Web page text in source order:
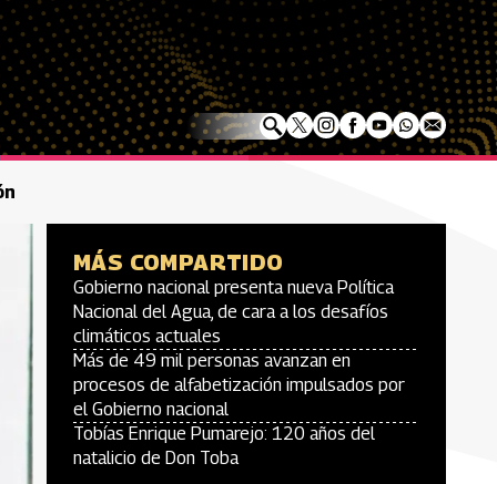
MÁS COMPARTIDO
Gobierno nacional presenta nueva Política
Nacional del Agua, de cara a los desafíos
climáticos actuales
Más de 49 mil personas avanzan en
procesos de alfabetización impulsados por
el Gobierno nacional
Tobías Enrique Pumarejo: 120 años del
natalicio de Don Toba